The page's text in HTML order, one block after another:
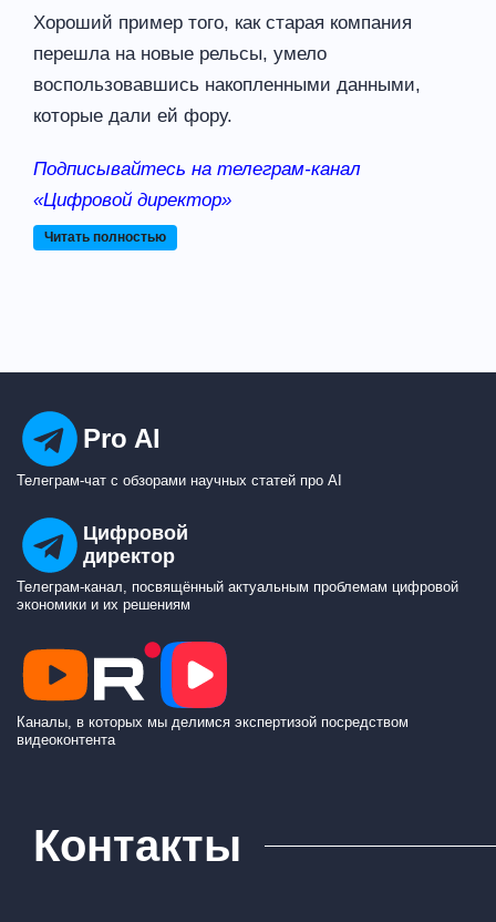
Хороший пример того, как старая компания
перешла на новые рельсы, умело
воспользовавшись накопленными данными,
которые дали ей фору.
Подписывайтесь на телеграм-канал
«Цифровой директор»
Читать полностью
Pro AI
Телеграм-чат с обзорами научных статей про AI
Цифровой
директор
Телеграм-канал, посвящённый актуальным проблемам цифровой
экономики и их решениям
Каналы, в которых мы делимся экспертизой посредством
видеоконтента
Контакты